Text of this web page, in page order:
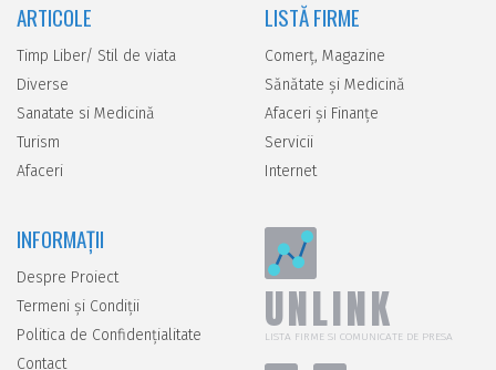
ARTICOLE
Timp Liber/ Stil de viata
Diverse
Sanatate si Medicină
Turism
Afaceri
LISTĂ FIRME
Comerţ, Magazine
Sănătate şi Medicină
Afaceri şi Finanţe
Servicii
Internet
INFORMAȚII
Despre Proiect
Termeni și Condiții
Politica de Confidențialitate
Contact
UNLINK
LISTA FIRME SI COMUNICATE DE PRESA